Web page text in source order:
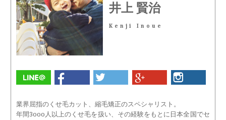
井上 賢治
Kenji Inoue
業界屈指のくせ毛カット、縮毛矯正のスペシャリスト。
年間3ooo人以上のくせ毛を扱い、その経験をもとに日本全国でセ